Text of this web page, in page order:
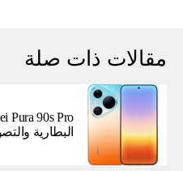
مقالات ذات صلة
البطارية